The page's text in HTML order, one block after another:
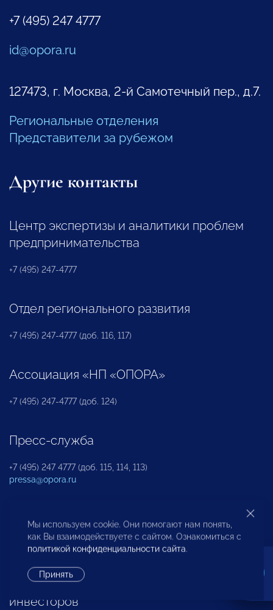
+7 (495) 247 4777
id@opora.ru
127473, г. Москва, 2-й Самотечный пер., д.7.
Региональные отделения
Представители за рубежом
Другие контакты
Центр экспертизы и аналитики проблем
предпринимательства
+7 (495) 247-4777
Отдел регионального развития
+7 (495) 247-4777 (доб. 116, 117)
Ассоциация «НП «ОПОРА»
+7 (495) 247-4777 (доб. 124)
Пресс-служба
+7 (495) 247 4777 (доб. 115, 114, 113)
pressa@opora.ru
Международный отдел «ОПОРЫ РОССИИ»
+7 (495) 247-4777 (доб. 126)
Бюро по защите прав предпринимателей и
инвесторов
Мы используем cookie. Они помогают нам понять,
как Вы взаимодействуете с сайтом. Ознакомиться с
политикой конфиденциальности сайта.
Принять